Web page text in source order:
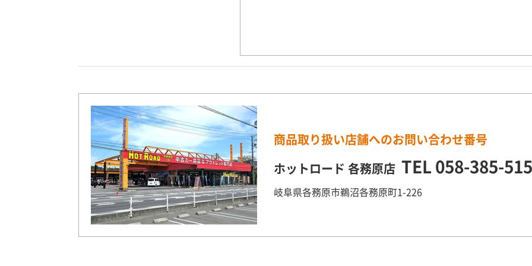
商品取り扱い店舗へのお問い合わせ番号
ホットロード 各務原店 TEL 058-385-
岐阜県各務原市鵜沼各務原町1-226